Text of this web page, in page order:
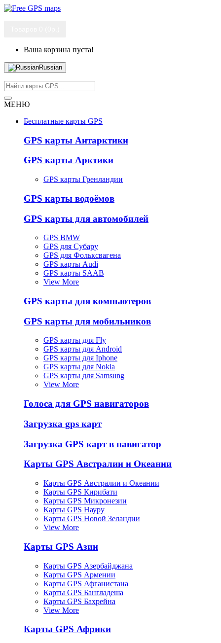
Ваша корзина пуста!
Russian
МЕНЮ
Бесплатные карты GPS
GPS карты Антарктики
GPS карты Арктики
GPS карты Гренландии
GPS карты водоёмов
GPS карты для автомобилей
GPS BMW
GPS для Субару
GPS для Фольксвагена
GPS карты Audi
GPS карты SAAB
View More
GPS карты для компьютеров
GPS карты для мобильников
GPS карты для Fly
GPS карты для Android
GPS карты для Iphone
GPS карты для Nokia
GPS карты для Samsung
View More
Голоса для GPS навигаторов
Загрузка gps карт
Загрузка GPS карт в навигатор
Карты GPS Австралии и Океании
Карты GPS Австралии и Океании
Карты GPS Кирибати
Карты GPS Микронезии
Карты GPS Науру
Карты GPS Новой Зеландии
View More
Карты GPS Азии
Карты GPS Азербайджана
Карты GPS Армении
Карты GPS Афганистана
Карты GPS Бангладеша
Карты GPS Бахрейна
View More
Карты GPS Африки